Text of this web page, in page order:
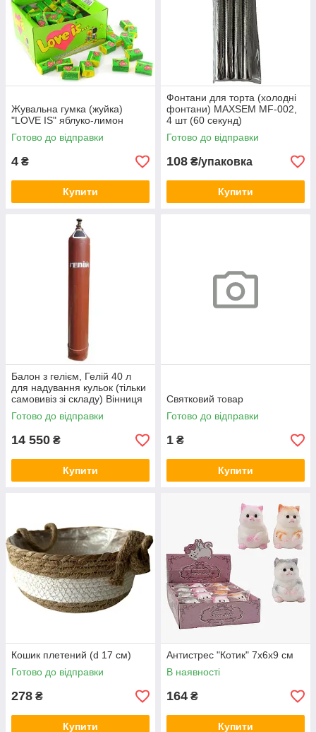
Жувальна гумка (жуйка)
"LOVE IS" яблуко-лимон
Готово до відправки
4 ₴
Купити
Фонтани для торта (холодні
фонтани) MAXSEM MF-002,
4 шт (60 секунд)
Готово до відправки
108 ₴/упаковка
Купити
Балон з гелієм, Гелій 40 л
для надування кульок (тільки
самовивіз зі складу) Вінниця
Готово до відправки
14 550 ₴
Купити
Святковий товар
Готово до відправки
1 ₴
Купити
Кошик плетений (d 17 см)
Готово до відправки
278 ₴
Купити
Антистрес "Котик" 7х6х9 см
В наявності
164 ₴
Купити